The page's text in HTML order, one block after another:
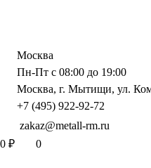
Москва
Пн-Пт с 08:00 до 19:00
Москва, г. Мытищи, ул.
+7 (495) 922-92-72
zakaz@metall-rm.ru
0 ₽ 0